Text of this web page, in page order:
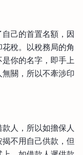
己的首置名額，因
稅。以稅務局的角
你的名字，即手上
關，所以不牽涉印
人，所以如擔保人
不用自己供款，但